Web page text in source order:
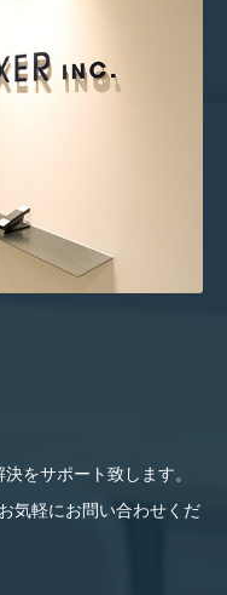
をサポート致します。
気軽にお問い合わせくだ